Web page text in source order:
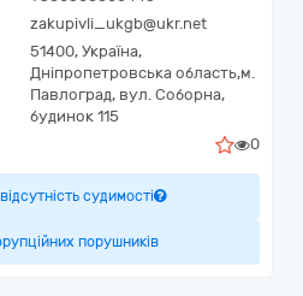
zakupivli_ukgb@ukr.net
51400, Україна,
Дніпропетровська область,м.
Павлоград, вул. Соборна,
будинок 115
0
судимості
порушників